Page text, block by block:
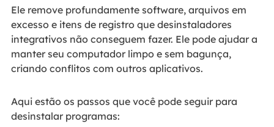
Ele remove profundamente software, arquivos em
excesso e itens de registro que desinstaladores
integrativos não conseguem fazer. Ele pode ajudar a
manter seu computador limpo e sem bagunça,
criando conflitos com outros aplicativos.
Aqui estão os passos que você pode seguir para
desinstalar programas: